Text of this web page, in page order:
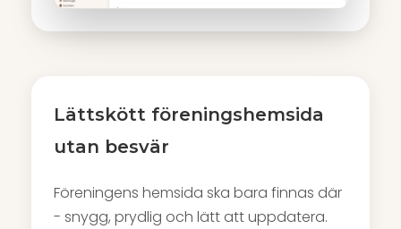
Lättskött föreningshemsida
utan besvär
Föreningens hemsida ska bara finnas där
- snygg, prydlig och lätt att uppdatera.